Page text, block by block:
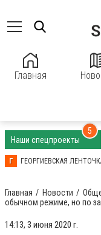
Главная
Наши спецпроекты
5
Г ГЕОРГИЕВСКАЯ
Главная Новости
обычном режиме, но по
14:13, 3 июня 2020 г.